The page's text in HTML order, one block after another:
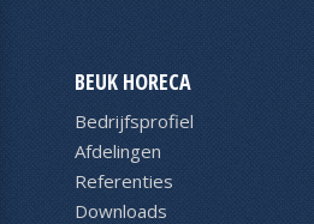
BEUK HORECA
Bedrijfsprofiel
Afdelingen
Referenties
Downloads